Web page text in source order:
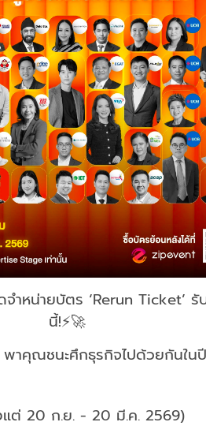
จำหน่ายบัตร ‘Rerun Ticket’
นี้!⚡🚀
าคุณชนะศึกธุรกิจไปด้วยกันใน
ต่ 20 ก.ย. - 20 มี.ค. 2569)